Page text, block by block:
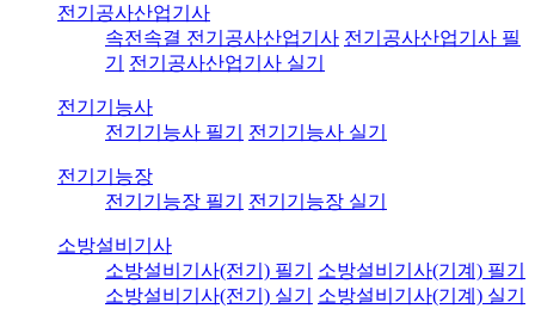
전기공사산업기사
속전속결 전기공사산업기사 전기공사산업기사 필
기
전기공사산업기사 실기
전기기능사
전기기능사 필기
전기기능사 실기
전기기능장
전기기능장 필기
전기기능장 실기
소방설비기사
소방설비기사(전기) 필기
소방설비기사(기계) 필기
소방설비기사(전기) 실기
소방설비기사(기계) 실기